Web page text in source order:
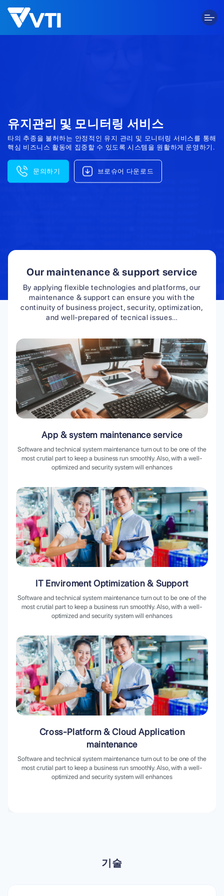
content
유지관리 및 모니터링 서비스
타의 추종을 불허하는 안정적인 유지 관리 및 모니터링 서비스를 통해
핵심 비즈니스 활동에 집중할 수 있도록 시스템을 원활하게 운영하기.
문의하기 브로슈어 다운로드
Our maintenance & support service
By applying flexible technologies and platforms, our
maintenance & support can ensure you with the
continuity of business project, security, optimization,
and well-prepared of tecnical issues…
App & system maintenance service
Software and technical system maintenance turn out to be one of the
most crutial part to keep a business run smoothly. Also, with a well-
optimized and security system will enhances
IT Enviroment Optimization & Support
Software and technical system maintenance turn out to be one of the
most crutial part to keep a business run smoothly. Also, with a well-
optimized and security system will enhances
Cross-Platform & Cloud Application
maintenance
Software and technical system maintenance turn out to be one of the
most crutial part to keep a business run smoothly. Also, with a well-
optimized and security system will enhances
기술